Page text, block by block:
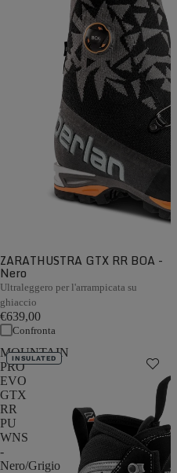
ZARATHUSTRA GTX RR BOA -
Nero
Ultraleggero per l'arrampicata su
ghiaccio
€639,00
Confronta
MOUNTAIN
PRO
EVO
GTX
RR
PU
WNS
-
Nero/Grigio
INSULATED